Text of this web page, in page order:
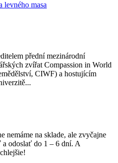
levného masa
přední mezinárodní
zvířat Compassion in World
CIWF) a hostujícím
nemáme na sklade, ale zvyčajne
a odoslať do 1 – 6 dní. A